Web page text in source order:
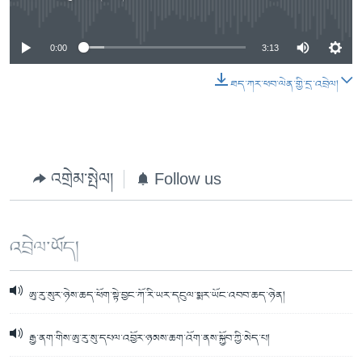
0:00 3:13
ཐད་ཀར་ཕབ་ལེན་གྱི་དྲ་འབྲེལ།
འགྲེམ་སྤེལ། Follow us
འབྲེལ་ཡོད།
ཨུ་རུ་སུར་ཉེས་ཆད་ཕོག་སྟེ་བྱང་ཀོ་རི་ཡར་དངུལ་སྨར་ཡོང་འབབ་ཆད་ཉེན།
རྒྱ་ནག་གིས་ཨུ་རུ་སུ་དཔལ་འབྱོར་ཉམས་ཆག་འོག་ནས་སྐྱོབ་ཀྱི་མེད་པ།